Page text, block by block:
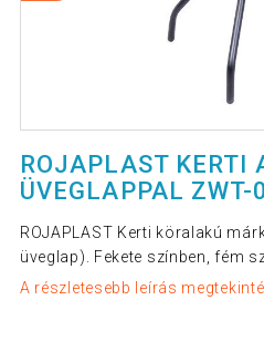
ROJAPLAST KERTI
ÜVEGLAPPAL ZWT-
ROJAPLAST Kerti köralakú
üveglap). Fekete színben, fém
A részletesebb leírás